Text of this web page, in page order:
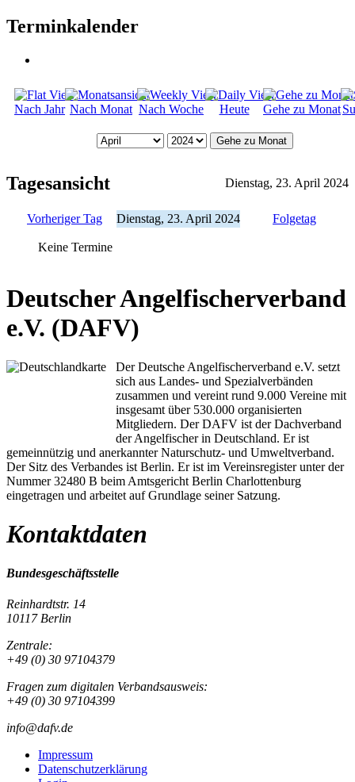
Terminkalender
Nach Jahr Nach Monat Nach Woche Heute Gehe zu Monat
Gehe zu Monat
Tagesansicht Dienstag, 23. April 2024
Vorheriger Tag Dienstag, 23. April 2024 Folgetag
Keine Termine
Deutscher Angelfischerverband
e.V. (DAFV)
Der Deutsche Angelfischerverband e.V. setzt
sich aus Landes- und Spezialverbänden
zusammen und vereint rund 9.000 Vereine mit
insgesamt über 530.000 organisierten
Mitgliedern. Der DAFV ist der Dachverband
der Angelfischer in Deutschland. Er ist
gemeinnützig und anerkannter Naturschutz- und Umweltverband.
Der Sitz des Verbandes ist Berlin. Er ist im Vereinsregister unter der
Nummer 32480 B beim Amtsgericht Berlin Charlottenburg
eingetragen und arbeitet auf Grundlage seiner Satzung.
Kontaktdaten
Bundesgeschäftsstelle
Reinhardtstr. 14
10117 Berlin
Zentrale:
+49 (0) 30 97104379
Fragen zum digitalen Verbandsausweis:
+49 (0) 30 97104399
info@dafv.de
Impressum
Datenschutzerklärung